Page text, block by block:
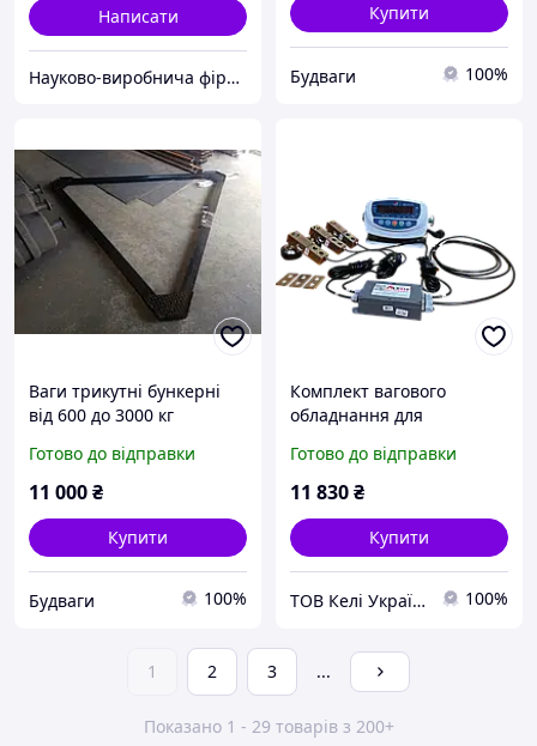
Написати
Науково-виробнича фірма "Сведа, Лтд"
Купити
Будваги 100%
Ваги трикутні бункерні
від 600 до 3000 кг
Готово до відправки
11 000₴
Купити
Будваги 100%
Комплект вагового
обладнання для
Готово до відправки
11 830₴
Купити
ТОВ Келі Україна 100%
1 2 3 ...
Показано 1 - 29 товарів з 200+